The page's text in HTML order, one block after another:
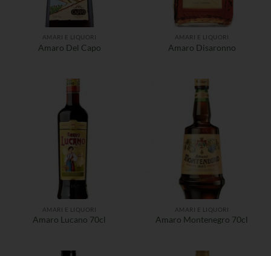
AMARI E LIQUORI
Amaro Del Capo
AMARI E LIQUORI
Amaro Disaronno
AMARI E LIQUORI
Amaro Lucano 70cl
AMARI E LIQUORI
Amaro Montenegro 70cl